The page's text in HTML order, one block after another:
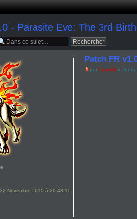
- Parasite Eve: The 3rd
Patch FR
parLyan53 » Jeudi
Novembre 2010 à 20:48:11